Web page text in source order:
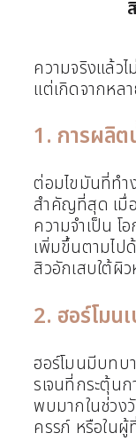
ความจริงแล้ว
แต่เกิดจากหล
1. การผลิต
ต่อมไขมันที่ทำ
สำคัญที่สุด เมื่
ความจำเป็น โ
เพิ่มขึ้นตามไป
สิวอักเสบใต้ผิ
2. ฮอร์โมน
ฮอร์โมนมีบทบ
รเจนที่กระตุ้น
พบมากในช่วง
ครรภ์ หรือในผู้